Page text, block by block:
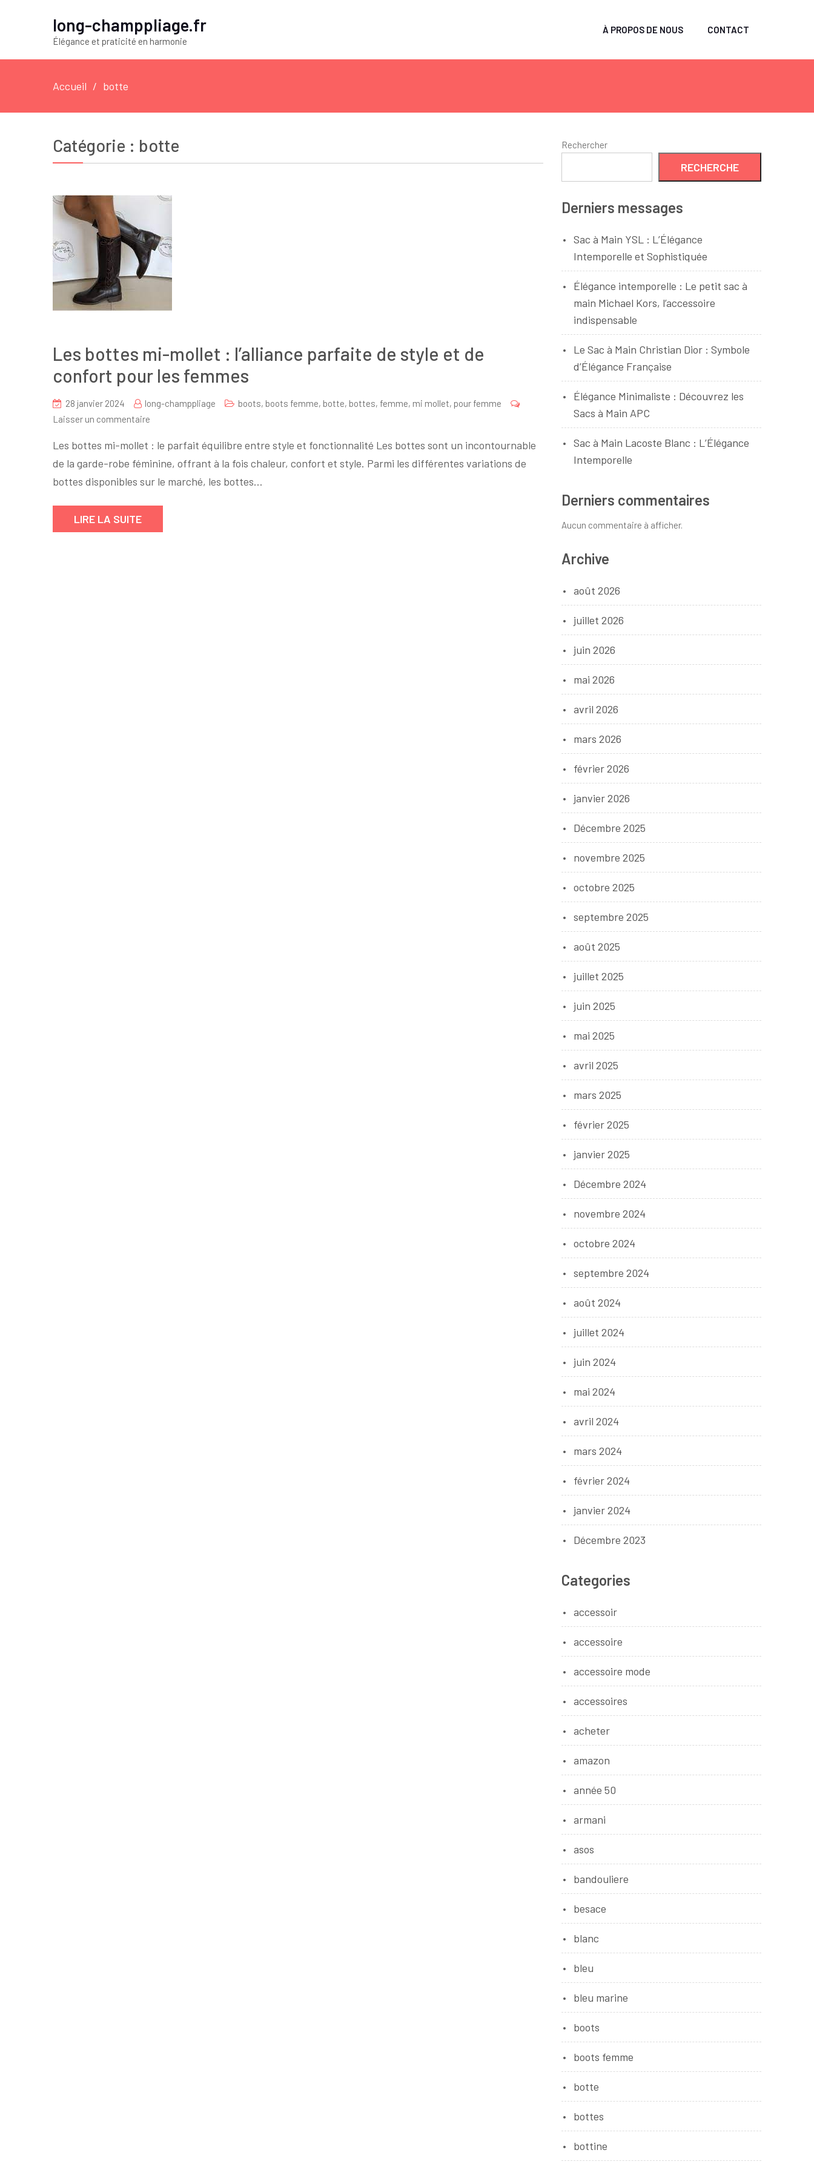
long-champpliage.fr
Élégance et praticité en harmonie
À PROPOS DE NOUS CONTACT
Accueil botte
Catégorie : botte
Les bottes mi-mollet : l’alliance parfaite de style et de
confort pour les femmes
28 janvier 2024 long-champpliage boots, boots femme, botte, bottes, femme, mi mollet, pour femme
Laisser un commentaire
bottes
mi-
mollet
Les bottes mi-mollet : le parfait équilibre entre style et fonctionnalité Les bottes sont un incontournable
de la garde-robe féminine, offrant à la fois chaleur, confort et style. Parmi les différentes variations de
bottes disponibles sur le marché, les bottes…
LIRE LA SUITE
Rechercher
RECHERCHE
Derniers messages
Sac à Main YSL : L’Élégance
Intemporelle et Sophistiquée
Élégance intemporelle : Le petit sac à
main Michael Kors, l’accessoire
indispensable
Le Sac à Main Christian Dior : Symbole
d’Élégance Française
Élégance Minimaliste : Découvrez les
Sacs à Main APC
Sac à Main Lacoste Blanc : L’Élégance
Intemporelle
Derniers commentaires
Aucun commentaire à afficher.
Archive
août 2026
juillet 2026
juin 2026
mai 2026
avril 2026
mars 2026
février 2026
janvier 2026
Décembre 2025
novembre 2025
octobre 2025
septembre 2025
août 2025
juillet 2025
juin 2025
mai 2025
avril 2025
mars 2025
février 2025
janvier 2025
Décembre 2024
novembre 2024
octobre 2024
septembre 2024
août 2024
juillet 2024
juin 2024
mai 2024
avril 2024
mars 2024
février 2024
janvier 2024
Décembre 2023
Categories
accessoir
accessoire
accessoire mode
accessoires
acheter
amazon
année 50
armani
asos
bandouliere
besace
blanc
bleu
bleu marine
boots
boots femme
botte
bottes
bottine